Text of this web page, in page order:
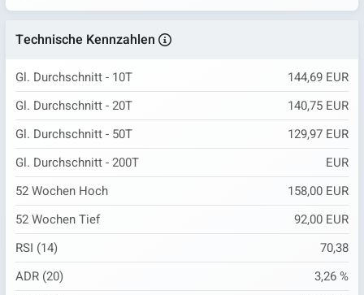
Technische Kennzahlen
Gl. Durchschnitt - 10T
144,69 EUR
Gl. Durchschnitt - 20T
140,75 EUR
Gl. Durchschnitt - 50T
129,97 EUR
Gl. Durchschnitt - 200T
EUR
52 Wochen Hoch
158,00 EUR
52 Wochen Tief
92,00 EUR
RSI (14)
70,38
ADR (20)
3,26 %